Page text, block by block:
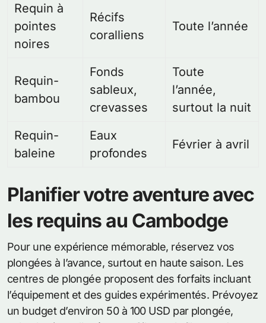
Requin à
pointes
noires
Récifs
coralliens
Toute l’année
Requin-
bambou
Fonds
sableux,
crevasses
Toute
l’année,
surtout la nuit
Requin-
baleine
Eaux
profondes
Février à avril
Planifier votre aventure avec
les requins au Cambodge
Pour une expérience mémorable, réservez vos
plongées à l’avance, surtout en haute saison. Les
centres de plongée proposent des forfaits incluant
l’équipement et des guides expérimentés. Prévoyez
un budget d’environ 50 à 100 USD par plongée,